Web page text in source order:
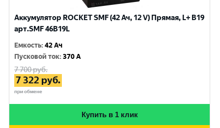
Аккумулятор ROCKET SMF (42 Ач, 12 V) Прямая, L+ B19
арт.SMF 46В19L
Емкость:42 Ач
Пусковой ток:370 A
7 700руб.
7 322 руб.
при обмене
Купить в 1 клик